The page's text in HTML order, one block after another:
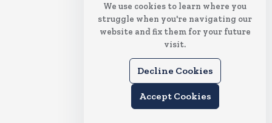
We use cookies to learn where you
struggle when you're navigating our
website and fix them for your future
visit.
Decline Cookies
Accept Cookies